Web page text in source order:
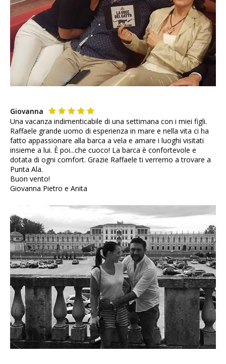
Giovanna
Una vacanza indimenticabile di una settimana con i miei figli.
Raffaele grande uomo di esperienza in mare e nella vita ci ha
fatto appassionare alla barca a vela e amare i luoghi visitati
insieme a lui. È poi...che cuoco! La barca è confortevole e
dotata di ogni comfort. Grazie Raffaele ti verremo a trovare a
Punta Ala.
Buon vento!
Giovanna Pietro e Anita